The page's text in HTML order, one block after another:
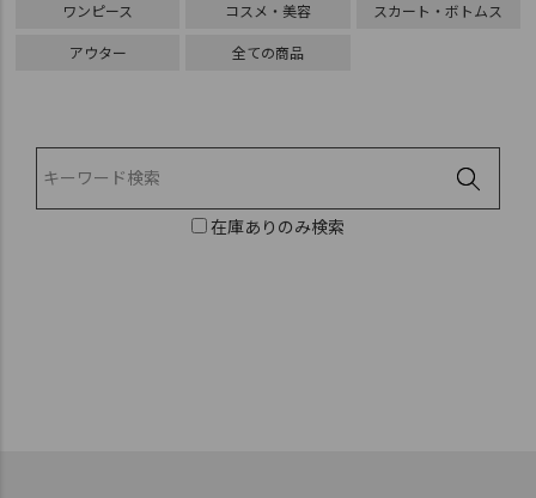
ワンピース コスメ・美容 スカート・ボトムス
アウター 全ての商品
在庫ありのみ検索